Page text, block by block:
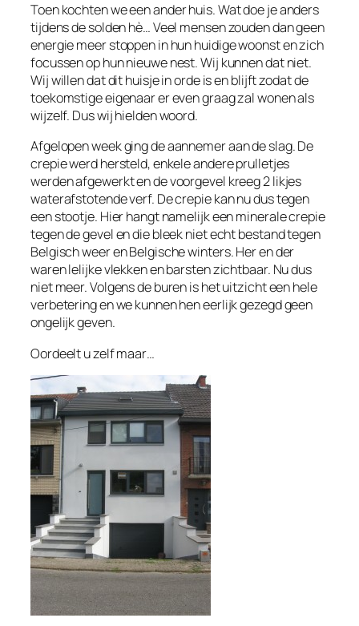
Toen kochten we een ander huis. Wat doe je anders
tijdens de solden hè… Veel mensen zouden dan geen
energie meer stoppen in hun huidige woonst en zich
focussen op hun nieuwe nest. Wij kunnen dat niet.
Wij willen dat dit huisje in orde is en blijft zodat de
toekomstige eigenaar er even graag zal wonen als
wijzelf. Dus wij hielden woord.
Afgelopen week ging de aannemer aan de slag. De
crepie werd hersteld, enkele andere prulletjes
werden afgewerkt en de voorgevel kreeg 2 likjes
waterafstotende verf. De crepie kan nu dus tegen
een stootje. Hier hangt namelijk een minerale crepie
tegen de gevel en die bleek niet echt bestand tegen
Belgisch weer en Belgische winters. Her en der
waren lelijke vlekken en barsten zichtbaar. Nu dus
niet meer. Volgens de buren is het uitzicht een hele
verbetering en we kunnen hen eerlijk gezegd geen
ongelijk geven.
Oordeelt u zelf maar…